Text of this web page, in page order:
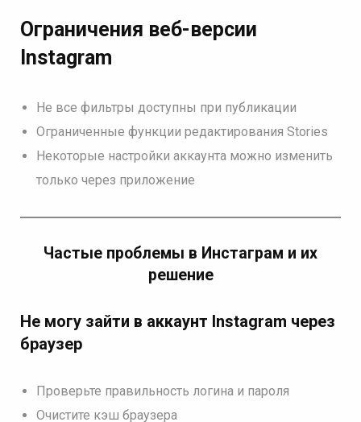
Ограничения веб-версии
Instagram
Не все фильтры доступны при публикации
Ограниченные функции редактирования Stories
Некоторые настройки аккаунта можно изменить
только через приложение
Частые проблемы в Инстаграм и их
решение
Не могу зайти в аккаунт Instagram через
браузер
Проверьте правильность логина и пароля
Очистите кэш браузера